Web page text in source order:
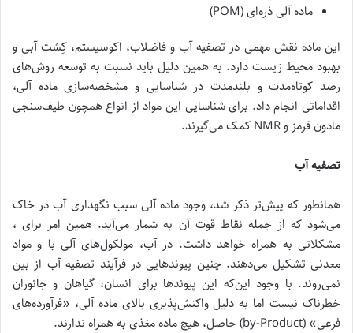
ماده آلی ذره‌ای (POM)
این ماده نقش مهمی در تصفیه آب و فاضلاب، اکوسیستم، کِشت آبی و
بهبود محیط زیست دارد. به همین دلیل باید نسبت به توسعه روش‌های
رصد کوتاه‌مدت و بلند‌مدت در شناسایی و مشخصه‌سازی ماده آلی،
اقداماتی انجام داد. برای شناسایی این مواد از انواع همچون طیف‌سنجی
مادون قرمز و NMR کمک می‌گیرند.
تصفیه آب
همانطور که پیش‌تر ذکر شد، وجود ماده آلی سبب نگهداری آب در خاک
می‌شود که از جمله نقاط قوت آن به شمار می‌آید. همین امر برای ،
مشکلاتی به همراه خواهد داشت. در آب، مولکول‌های آلی با و مواد
معدنی تشکیل می‌دهند. چنین پیوندهایی در فرآیند تصفیه آب از بین
نمی‌روند. با وجود این‌که این پیوندها برای انسان، گیاهان و جانوران
خطرناک نیست اما به دلیل واکنش‌پذیری بالای ماده آلی، «فرآورده‌های
فرعی» (by-Product) حاصل، هیچ ماده مغذی به همراه ندارند.